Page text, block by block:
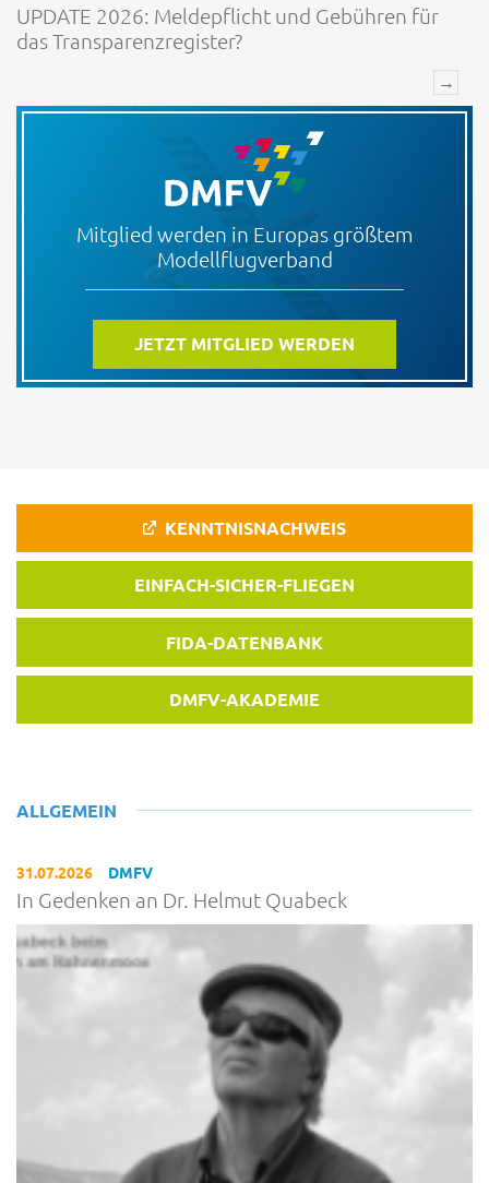
UPDATE 2026: Meldepflicht und Gebühren für
das Transparenzregister?
→
Mitglied werden in Europas größtem
Modellflugverband
JETZT MITGLIED WERDEN
KENNTNISNACHWEIS
EINFACH-SICHER-FLIEGEN
FIDA-DATENBANK
DMFV-AKADEMIE
ALLGEMEIN
31.07.2026 DMFV
In Gedenken an Dr. Helmut Quabeck